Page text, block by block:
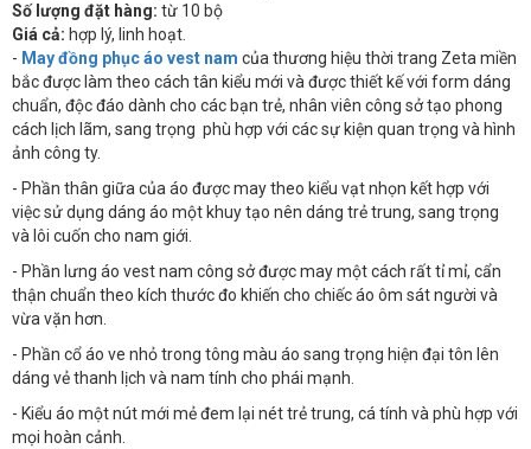
Số lượng đặt hàng: từ 10 bộ
Giá cả: hợp lý, linh hoạt.
- May đồng phục áo vest nam của thương hiệu thời trang Zeta miền
bắc được làm theo cách tân kiểu mới và được thiết kế với form dáng
chuẩn, độc đáo dành cho các bạn trẻ, nhân viên công sở tạo phong
cách lịch lãm, sang trọng phù hợp với các sự kiện quan trọng và hình
ảnh công ty.
- Phần thân giữa của áo được may theo kiểu vạt nhọn kết hợp với
việc sử dụng dáng áo một khuy tạo nên dáng trẻ trung, sang trọng
và lôi cuốn cho nam giới.
- Phần lưng áo vest nam công sở được may một cách rất tỉ mỉ, cẩn
thận chuẩn theo kích thước đo khiến cho chiếc áo ôm sát người và
vừa vặn hơn.
- Phần cổ áo ve nhỏ trong tông màu áo sang trọng hiện đại tôn lên
dáng vẻ thanh lịch và nam tính cho phái mạnh.
- Kiểu áo một nút mới mẻ đem lại nét trẻ trung, cá tính và phù hợp với
mọi hoàn cảnh.